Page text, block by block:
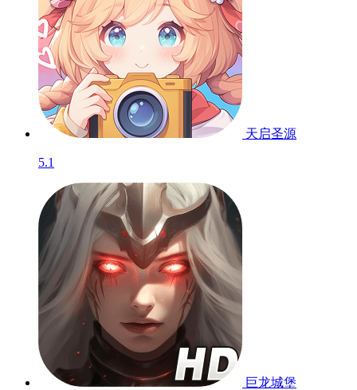
天启圣源
5.1
巨龙城堡